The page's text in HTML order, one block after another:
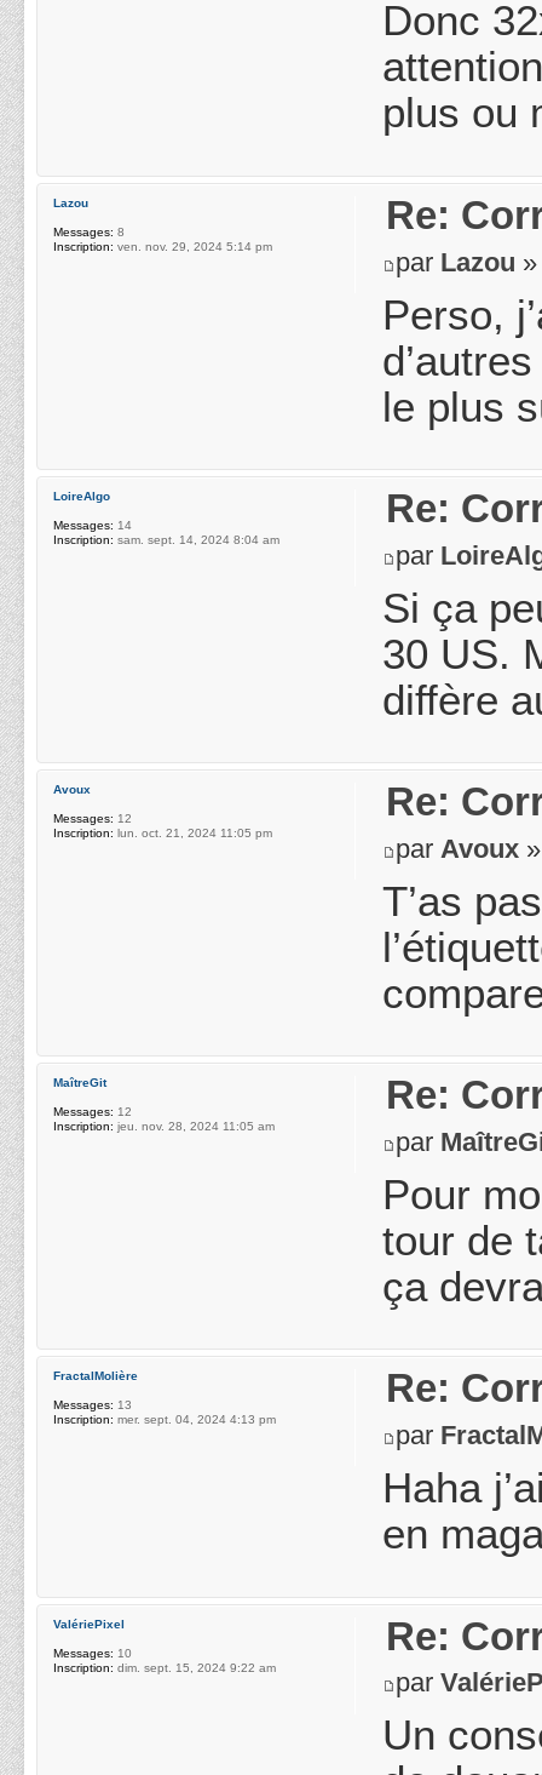
Donc
plus ou
Re:
par Lazou
Perso,
le plus
Lazou
Messages: 8
Inscription: ven. nov. 29, 2024 5:14 pm
Re:
par
Si ça
30 US.
diffère
LoireAlgo
Messages: 14
Inscription: sam. sept. 14, 2024 8:04 am
Re:
par Avoux
T’as
Avoux
Messages: 12
Inscription: lun. oct. 21, 2024 11:05 pm
Re:
par
Pour
tour de
ça
MaîtreGit
Messages: 12
Inscription: jeu. nov. 28, 2024 11:05 am
Re:
par
Haha
en
FractalMolière
Messages: 13
Inscription: mer. sept. 04, 2024 4:13 pm
Re:
par
Un
ValériePixel
Messages: 10
Inscription: dim. sept. 15, 2024 9:22 am